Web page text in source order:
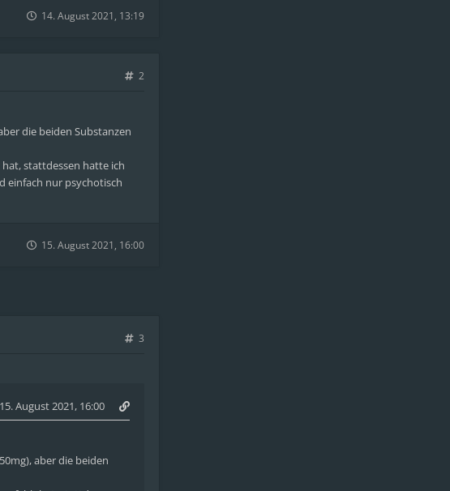
14. August 2021, 13:19
2
die beiden Substanzen
stattdessen hatte ich
einfach nur psychotisch
15. August 2021, 16:00
3
15. August 2021, 16:00
aber die beiden